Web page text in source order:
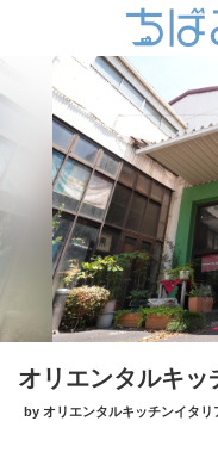
オリエンタルキッ
by オリエンタルキッチンイタリ